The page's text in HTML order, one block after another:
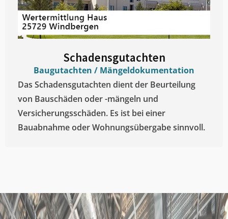
Schadensgutachten
Baugutachten / Mängeldokumentation
Das Schadensgutachten dient der Beurteilung
von Bauschäden oder -mängeln und
Versicherungsschäden. Es ist bei einer
Bauabnahme oder Wohnungsübergabe sinnvoll.